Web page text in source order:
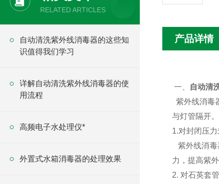
RELATED ARTICLES
自动清洗紫外线消毒器的这些知
识值得我们学习
详解自动清洗紫外线消毒器的使
用流程
高频电子水处理仪*
外置式水箱消毒器的处理效果
产品详情
一、
自动清
紫外线消毒
与灯管隔开。
1.对封闭压
紫外线消毒
力，提高紫
2. 对石英套